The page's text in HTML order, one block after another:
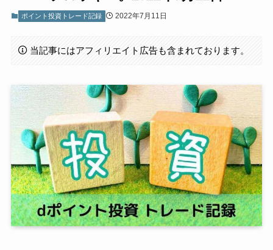
ポイント投資トレード記録 2022年7月11日
当記事にはアフィリエイト広告も含まれております。